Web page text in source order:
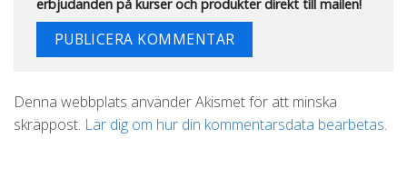
erbjudanden på kurser och produkter direkt till mailen!
Denna webbplats använder Akismet för att minska
skräppost. Lär dig om hur din kommentarsdata bearbetas.